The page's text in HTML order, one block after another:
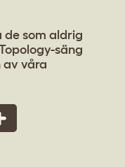
de som aldrig
säng
av våra